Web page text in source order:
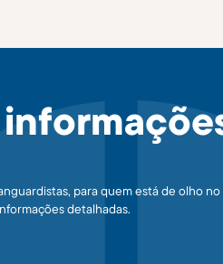
para quem está de olho
detalhadas.